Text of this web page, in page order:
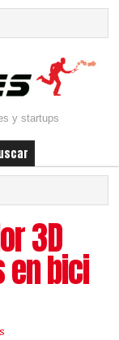
y startups
3D
en bici